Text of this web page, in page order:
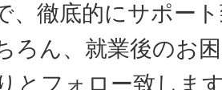
、徹底的にサポー
ろん、就業後のお
とフォロー致しま